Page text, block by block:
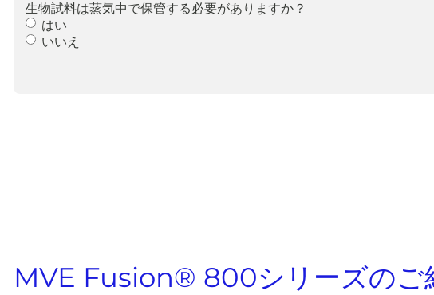
生物試料は蒸気中で保管する必要がありますか？
はい
いいえ
MVE Fusion® 800シリーズのご